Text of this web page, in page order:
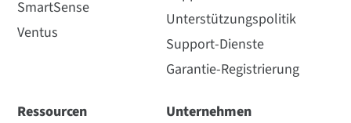
SmartSense
Ventus
Unterstützungspolitik
Support-Dienste
Garantie-Registrierung
Ressourcen
Unternehmen